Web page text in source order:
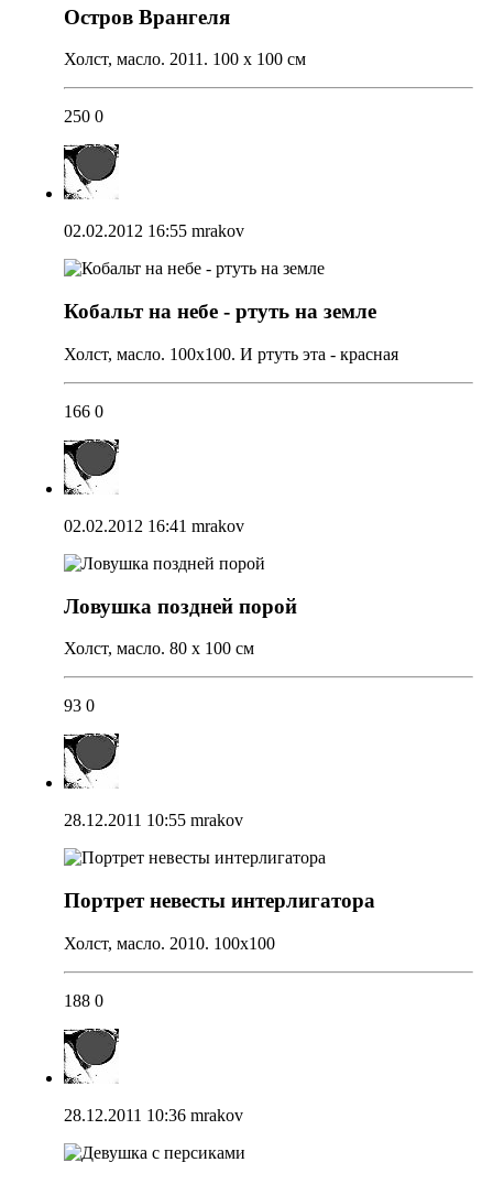
Остров Врангеля
Холст, масло. 2011. 100 х 100 см
250 0
02.02.2012 16:55 mrakov
Кобальт на небе - ртуть на земле
Холст, масло. 100х100. И ртуть эта - красная
166 0
02.02.2012 16:41 mrakov
Ловушка поздней порой
Холст, масло. 80 х 100 см
93 0
28.12.2011 10:55 mrakov
Портрет невесты интерлигатора
Холст, масло. 2010. 100х100
188 0
28.12.2011 10:36 mrakov